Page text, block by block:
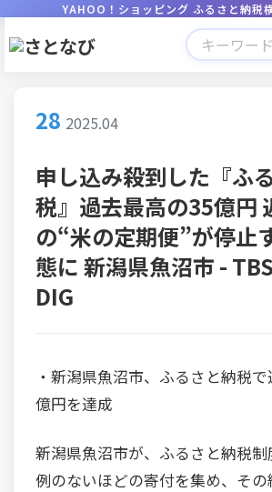
YAHOO！ショッピング ふるさと納税
28 2025.04
申し込み殺到した『ふ
税』過去最高の35億円
の“米の定期便”が停止
態に 新潟県魚沼市 -
DIG
・新潟県魚沼市、ふるさと納税
億円を達成
新潟県魚沼市が、ふるさと納税
例のないほどの寄付を集め、そ